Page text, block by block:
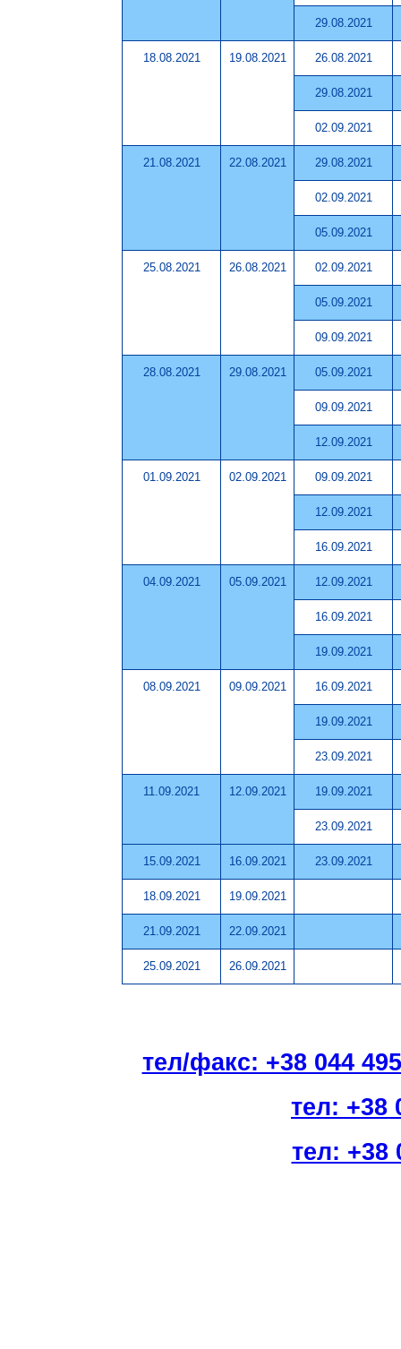
29.08.2021
18.08.2021 19.08.2021 26.08.2021
29.08.2021
02.09.2021
21.08.2021 22.08.2021 29.08.2021
02.09.2021
05.09.2021
25.08.2021 26.08.2021 02.09.2021
05.09.2021
09.09.2021
28.08.2021 29.08.2021 05.09.2021
09.09.2021
12.09.2021
01.09.2021 02.09.2021 09.09.2021
12.09.2021
16.09.2021
04.09.2021 05.09.2021 12.09.2021
16.09.2021
19.09.2021
08.09.2021 09.09.2021 16.09.2021
19.09.2021
23.09.2021
11.09.2021 12.09.2021 19.09.2021
23.09.2021
15.09.2021 16.09.2021 23.09.2021
18.09.2021 19.09.2021
21.09.2021 22.09.2021
25.09.2021 26.09.2021
тел/факс: +38 044
тел: +38
тел: +38